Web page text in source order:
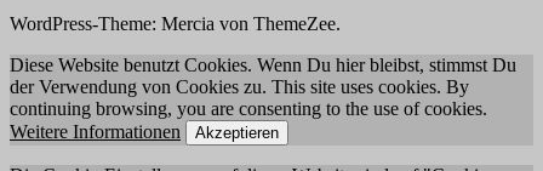
WordPress-Theme: Mercia von ThemeZee.
Diese Website benutzt Cookies. Wenn Du hier bleibst, stimmst Du
der Verwendung von Cookies zu. This site uses cookies. By
continuing browsing, you are consenting to the use of cookies.
Weitere Informationen
Akzeptieren